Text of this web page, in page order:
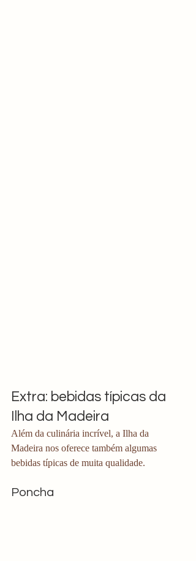
Extra: bebidas típicas da
Ilha da Madeira
Além da culinária incrível, a Ilha da
Madeira nos oferece também algumas
bebidas típicas de muita qualidade.
Poncha